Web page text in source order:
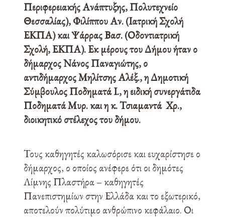
Περιφερειακής Ανάπτυξης, Πολυτεχνείο
Θεσσαλίας), Φιλίππου Αν. (Ιατρική Σχολή
ΕΚΠΑ) και Ψάρρας Βασ. (Οδοντιατρική
Σχολή, ΕΚΠΑ). Εκ μέρους του Δήμου ήταν ο
δήμαρχος Νάνος Παναγιώτης, ο
αντιδήμαρχος Μηλίτσης Αλέξ., η Δημοτική
Σύμβουλος Ποδηματά Ι., η ειδική συνεργάτιδα
Ποδηματά Μυρ. και η κ. Τσιαμαντά Χρ.,
διοικητικό στέλεχος του δήμου.
Τους καθηγητές καλωσόρισε και ευχαρίστησε ο
δήμαρχος, ο οποίος ανέφερε ότι οι δημότες
Λίμνης Πλαστήρα – καθηγητές
Πανεπιστημίων στην Ελλάδα και το εξωτερικό,
αποτελούν πολύτιμο ανθρώπινο κεφάλαιο. Οι